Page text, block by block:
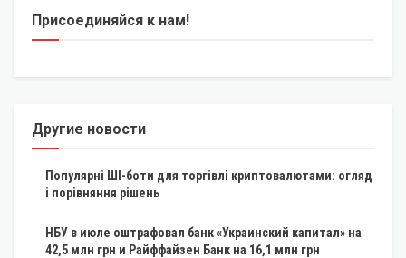
Присоединяйся к нам!
Другие новости
Популярні ШІ-боти для торгівлі криптовалютами: огляд
і порівняння рішень
НБУ в июле оштрафовал банк «Украинский капитал» на
42,5 млн грн и Райффайзен Банк на 16,1 млн грн